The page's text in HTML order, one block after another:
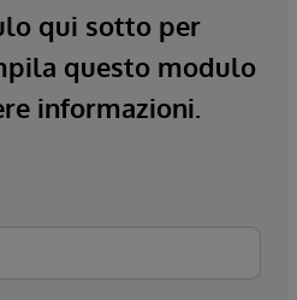
qui sotto per
questo modulo
informazioni.